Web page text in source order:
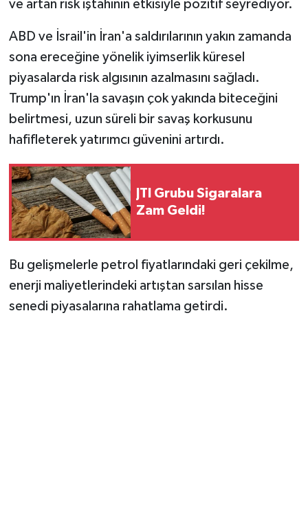
ve artan risk iştahının etkisiyle pozitif seyrediyor.
ABD ve İsrail'in İran'a saldırılarının yakın zamanda
sona ereceğine yönelik iyimserlik küresel
piyasalarda risk algısının azalmasını sağladı.
Trump'ın İran'la savaşın çok yakında biteceğini
belirtmesi, uzun süreli bir savaş korkusunu
hafifleterek yatırımcı güvenini artırdı.
JTI Grubu Sigaralara
Zam Geldi!
Bu gelişmelerle petrol fiyatlarındaki geri çekilme,
enerji maliyetlerindeki artıştan sarsılan hisse
senedi piyasalarına rahatlama getirdi.